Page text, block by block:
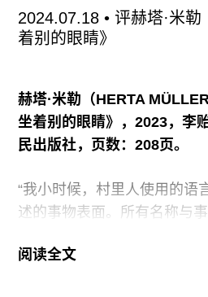
小、话题越直接、形式越单
晰、越有感染力。尤其在这
言、美学偏好和关注点各有
展人将展览分为四个章节，
向、基础设施建设、殖民主
2024.07.18• 评赫塔·米
着别的眼睛》
赫塔·米勒（HERTA
坐着别的眼睛》，2023，李
民出版社，页数：208页。
“我小时候，村里人使用的语
述的事物表面。所有名称与
坐着别的眼睛》开篇首句，
阅读全文